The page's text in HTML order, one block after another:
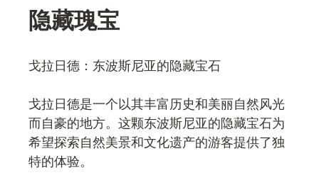
隐藏瑰宝
戈拉日德：东波斯尼亚的隐藏宝石
戈拉日德是一个以其丰富历史和美丽自然风光
而自豪的地方。这颗东波斯尼亚的隐藏宝石为
希望探索自然美景和文化遗产的游客提供了独
特的体验。